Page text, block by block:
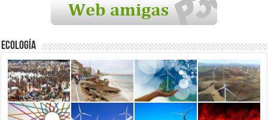
Ecología